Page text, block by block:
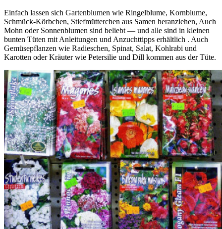
Einfach lassen sich Gartenblumen wie Ringelblume, Kornblume,
Schmück-Körbchen, Stiefmütterchen aus Samen heranziehen, Auch
Mohn oder Sonnenblumen sind beliebt — und alle sind in kleinen
bunten Tüten mit Anleitungen und Anzuchttipps erhältlich . Auch
Gemüsepflanzen wie Radieschen, Spinat, Salat, Kohlrabi und
Karotten oder Kräuter wie Petersilie und Dill kommen aus der Tüte.